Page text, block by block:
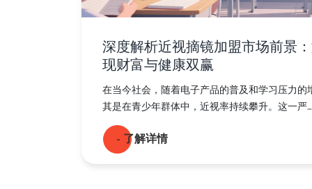
深度解析近视摘镜加盟市场前景
现财富与健康双赢
在当今社会，随着电子产品的普及和学习压力
其是在青少年群体中，近视率持续攀升。这一严...
- 了解详情